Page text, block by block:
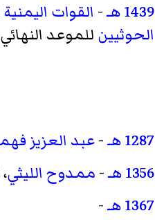
1439 هـ
- القوات اليمنية
الحوثيين للموعد
1287 هـ -عبد العزيز
1356 هـ
- ممدوح الليثي
1367 هـ
-